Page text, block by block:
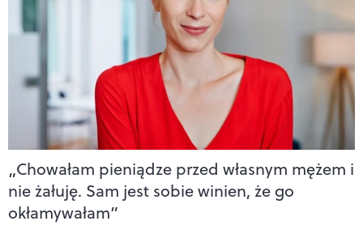
„Chowałam pieniądze przed własnym mężem i
nie żałuję. Sam jest sobie winien, że go
okłamywałam”